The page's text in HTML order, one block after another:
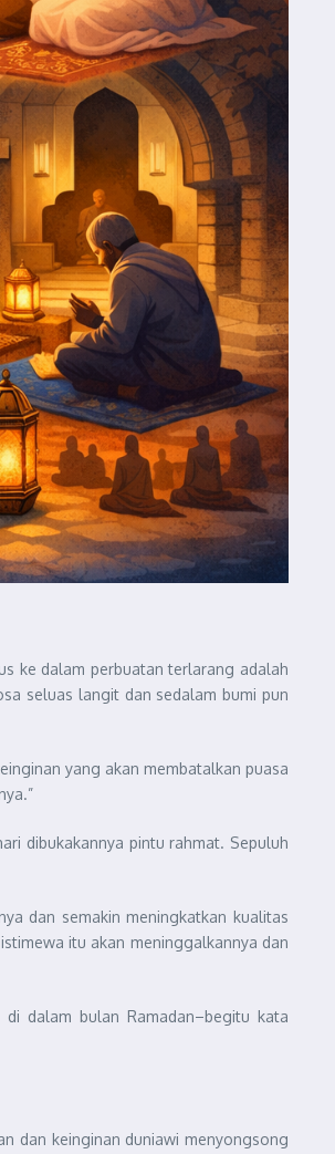
ke dalam perbuatan terlarang adalah
seluas langit dan sedalam bumi pun
yang akan membatalkan puasa
dibukakannya pintu rahmat. Sepuluh
dan semakin meningkatkan kualitas
itu akan meninggalkannya dan
dalam bulan Ramadan–begitu kata
dan keinginan duniawi menyongsong